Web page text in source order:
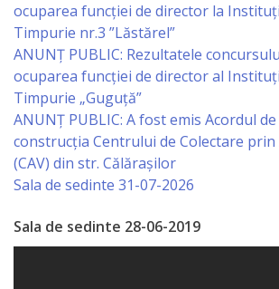
Școala
Sportivă
Specializată
de
Rezerve
Olimpice
Călărași
ocuparea funcţiei de director la
Timpurie nr.3 ”Lăstărel”
ANUNȚ PUBLIC: Rezultatele
ocuparea funcției de director al
Timpurie „Guguță”
ANUNȚ PUBLIC: A fost emis Acordul
construcția Centrului de Colectare
(CAV) din str. Călărașilor
Sala de sedinte 31-07-2026
Sala de sedinte 28-06-2019